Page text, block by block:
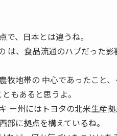
、日本とは違うね。
は、食品流通のハブだった影
牧地帯の 中心であったこと、
もあると思うよ。
ー州にはトヨタの北米生産拠
に拠点を構えているね。